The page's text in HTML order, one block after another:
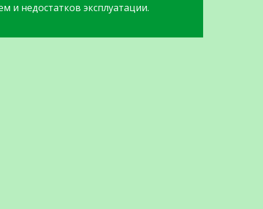
и недостатков эксплуатации.